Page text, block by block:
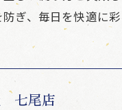
ぎ、毎日を快適に
七尾店